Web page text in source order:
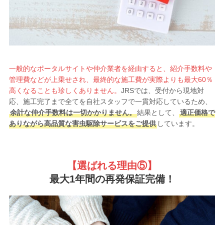
一般的なポータルサイトや仲介業者を経由すると、紹介手数料や
管理費などが上乗せされ、最終的な施工費が実際よりも最大60％
高くなることも珍しくありません。 JRSでは、受付から現地対
応、施工完了まで全てを自社スタッフで一貫対応しているため、
余計な仲介手数料は一切かかりません。結果として、
適正価格で
ありながら高品質な害虫駆除サービスをご提供しています。
【選ばれる理由⑤】
最大1年間の再発保証完備！